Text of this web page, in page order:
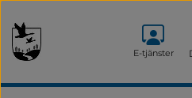
E-tjänster